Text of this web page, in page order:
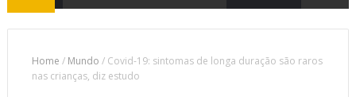
Home / Mundo / Covid-19: sintomas de longa duração são raros
nas crianças, diz estudo